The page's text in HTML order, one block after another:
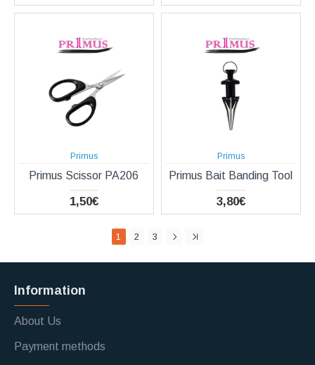
Primus
Primus Scissor PA206
1,50€
Primus
Primus Bait Banding Tool
3,80€
1 2 3
Information
About Us
Payment methods